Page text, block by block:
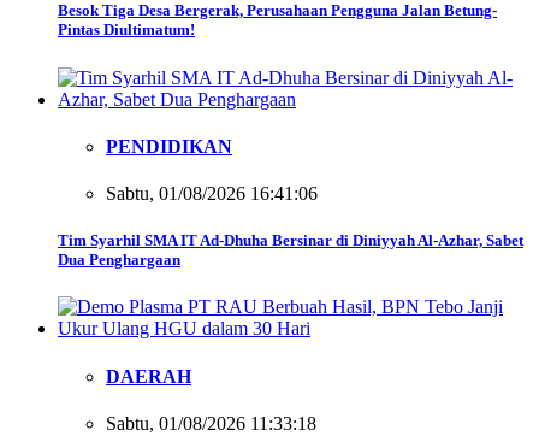
Besok Tiga Desa Bergerak, Perusahaan Pengguna Jalan Betung-
Pintas Diultimatum!
PENDIDIKAN
Sabtu, 01/08/2026 16:41:06
Tim Syarhil SMA IT Ad-Dhuha Bersinar di Diniyyah Al-Azhar, Sabet
Dua Penghargaan
DAERAH
Sabtu, 01/08/2026 11:33:18